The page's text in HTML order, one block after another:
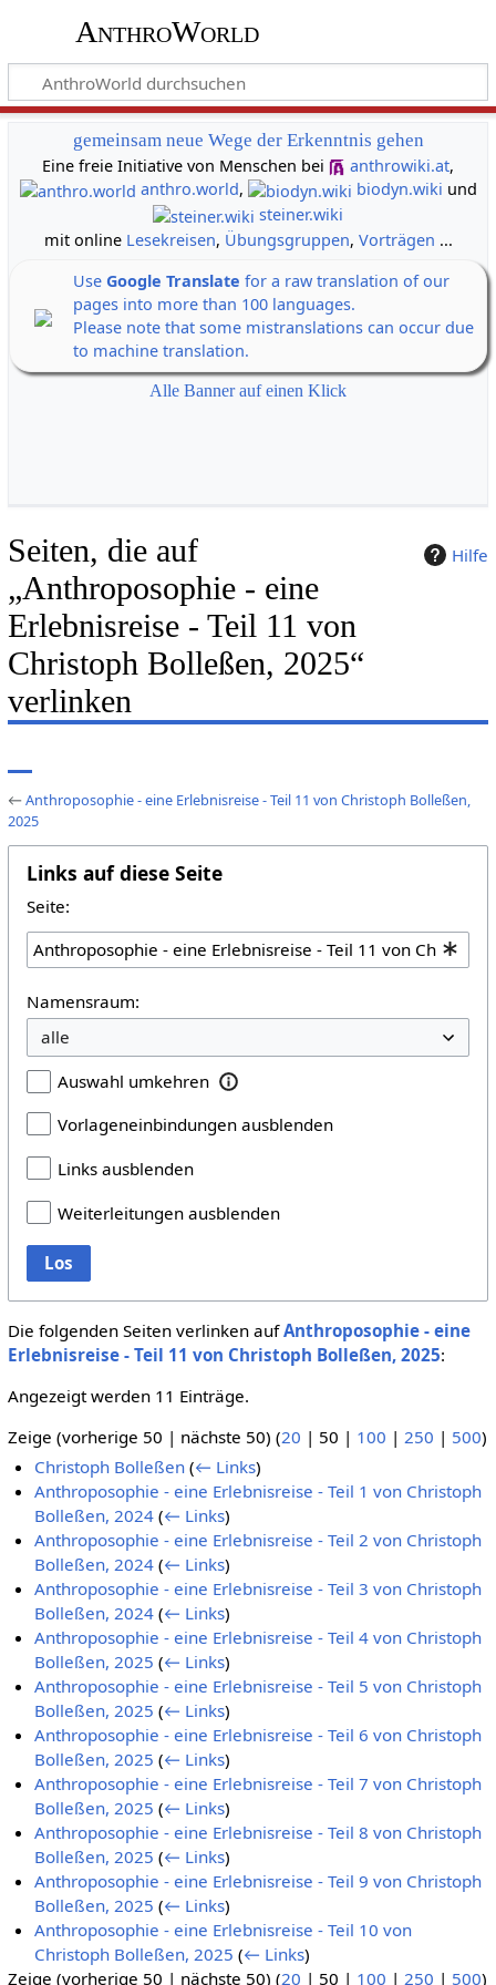
AnthroWorld
gemeinsam neue Wege der Erkenntnis gehen
Eine freie Initiative von Menschen bei
anthrowiki.at,
anthro.world, biodyn.wiki und
steiner.wiki
mit online Lesekreisen, Übungsgruppen, Vorträgen ...
Use Google Translate for a raw translation of our
pages into more than 100 languages.
Please note that some mistranslations can occur due
to machine translation.
Alle Banner auf einen Klick
Hilfe
Seiten, die auf
„Anthroposophie - eine
Erlebnisreise - Teil 11 von
Christoph Bolleßen, 2025“
verlinken
←Anthroposophie - eine Erlebnisreise - Teil 11 von Christoph Bolleßen,
2025
Links auf diese Seite
Seite:
Namensraum:
Auswahl umkehren
Vorlageneinbindungen ausblenden
Links ausblenden
Weiterleitungen ausblenden
Los
Die folgenden Seiten verlinken aufAnthroposophie - eine
Erlebnisreise - Teil 11 von Christoph Bolleßen, 2025:
Angezeigt werden 11 Einträge.
Zeige (vorherige 50 | nächste 50) (20 | 50 | 100 | 250 | 500)
Christoph Bolleßen (← Links)
Anthroposophie - eine Erlebnisreise - Teil 1 von Christoph
Bolleßen, 2024 (← Links)
Anthroposophie - eine Erlebnisreise - Teil 2 von Christoph
Bolleßen, 2024 (← Links)
Anthroposophie - eine Erlebnisreise - Teil 3 von Christoph
Bolleßen, 2024 (← Links)
Anthroposophie - eine Erlebnisreise - Teil 4 von Christoph
Bolleßen, 2025 (← Links)
Anthroposophie - eine Erlebnisreise - Teil 5 von Christoph
Bolleßen, 2025 (← Links)
Anthroposophie - eine Erlebnisreise - Teil 6 von Christoph
Bolleßen, 2025 (← Links)
Anthroposophie - eine Erlebnisreise - Teil 7 von Christoph
Bolleßen, 2025 (← Links)
Anthroposophie - eine Erlebnisreise - Teil 8 von Christoph
Bolleßen, 2025 (← Links)
Anthroposophie - eine Erlebnisreise - Teil 9 von Christoph
Bolleßen, 2025 (← Links)
Anthroposophie - eine Erlebnisreise - Teil 10 von
Christoph Bolleßen, 2025 (← Links)
Zeige (vorherige 50 | nächste 50) (20 | 50 | 100 | 250 | 500)